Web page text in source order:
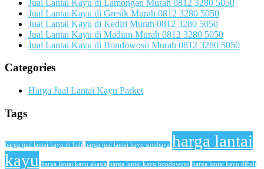
Jual Lantai Kayu di Lamongan Murah 0812 3280 5050
Jual Lantai Kayu di Gresik Murah 0812 3280 5050
Jual Lantai Kayu di Kediri Murah 0812 3280 5050
Jual Lantai Kayu di Madiun Murah 0812 3280 5050
Jual Lantai Kayu di Bondowoso Murah 0812 3280 5050
Categories
Harga Jual Lantai Kayu Parket
Tags
harga jual lantai kayu di bali harga jual lantai kayu surabaya harga lantai
kayu harga lantai kayu akasia harga lantai kayu bondowoso harga lantai kayu dibali